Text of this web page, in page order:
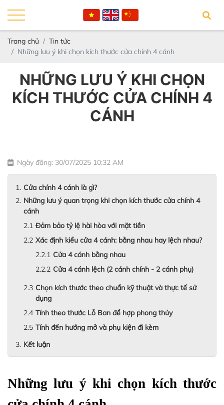
Trang chủ
Tin tức
Những lưu ý khi chọn kích thước cửa chính 4 cánh
NHỮNG LƯU Ý KHI CHỌN
KÍCH THƯỚC CỬA CHÍNH 4
CÁNH
Ngày đăng: 30/07/2025 10:32 AM
Cửa chính 4 cánh là gì?
Những lưu ý quan trọng khi chọn kích thước cửa chính 4
cánh
Đảm bảo tỷ lệ hài hòa với mặt tiền
Xác định kiểu cửa 4 cánh: bằng nhau hay lệch nhau?
Cửa 4 cánh bằng nhau
Cửa 4 cánh lệch (2 cánh chính - 2 cánh phụ)
Chọn kích thước theo chuẩn kỹ thuật và thực tế sử
dụng
Tính theo thước Lỗ Ban để hợp phong thủy
Tính đến hướng mở và phụ kiện đi kèm
Kết luận
Những lưu ý khi chọn kích thước